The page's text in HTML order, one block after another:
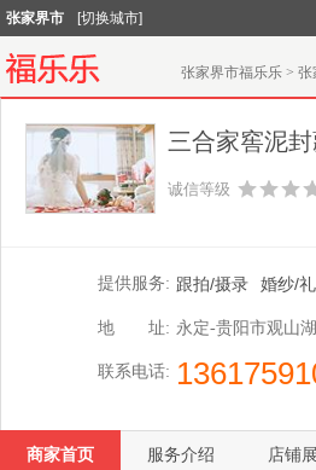
张家界市 [切换城市]
张家界市福乐乐 > 张
三合家窖泥
诚信等级
提供服务: 跟拍/摄录 婚纱/
地 址: 永定-贵阳市观山
联系电话:
商家首页 服务介绍 店铺